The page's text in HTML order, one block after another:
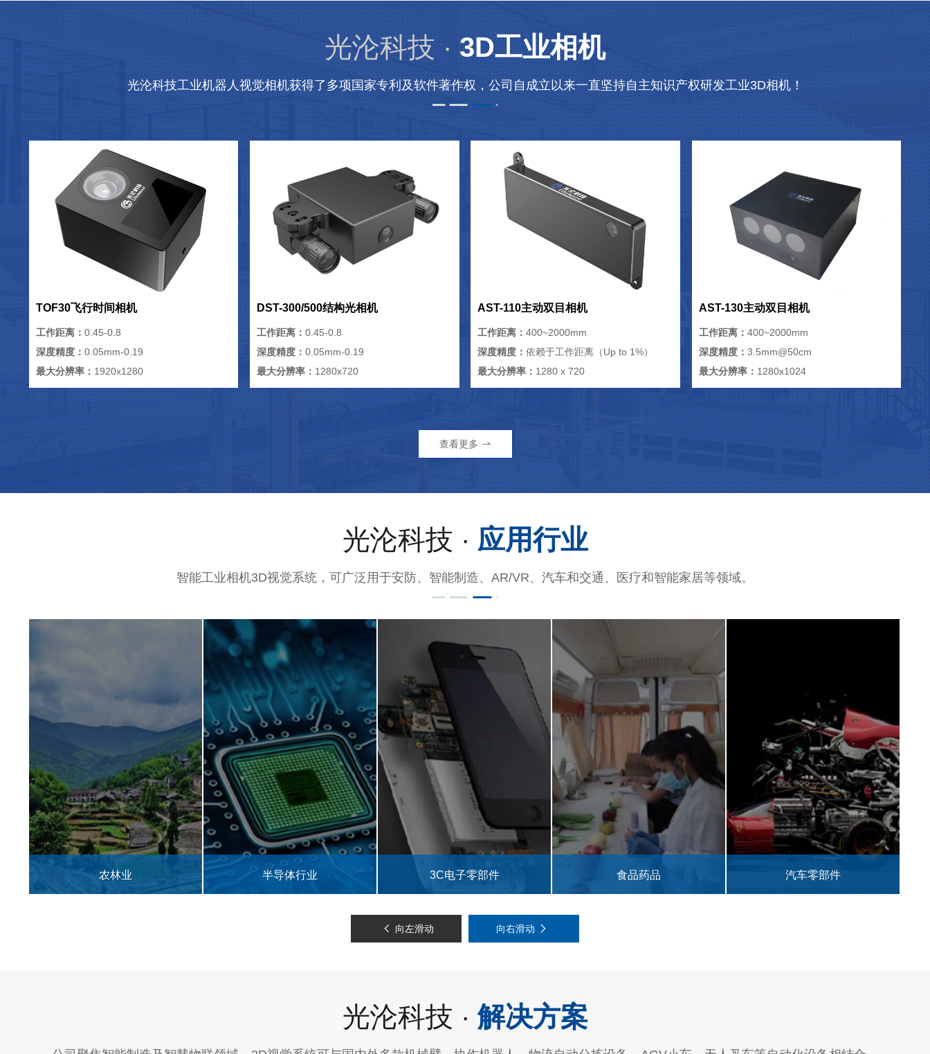
光沦科技 · 3D工业相机
光沦科技工业机器人视觉相机获得了多项国家专利及软件著作权，公司自成立以来一直坚持自主知识产权研发工业3D相机！
TOF30飞行时间相机
工作距离： 0.45-0.8
深度精度： 0.05mm-0.19
最大分辨率： 1920x1280
DST-300/500结构光相机
工作距离：0.45-0.8
深度精度：0.05mm-0.19
最大分辨率： 1280x720
AST-110主动双目相机
工作距离：400~2000mm
深度精度：依赖于工作距离（Up to 1%）
最大分辨率： 1280 x 720
AST-130主动双目相机
工作距离： 400~2000mm
深度精度： 3.5mm@50cm
最大分辨率： 1280x1024
查看更多
光沦科技 · 应用行业
智能工业相机3D视觉系统，可广泛用于安防、智能制造、AR/VR、汽车和交通、医疗和智能家居等领域。
半导体行业 3C电子零部件 食品药品 汽车零部件 纺织行业
向左滑动 向右滑动
光沦科技 ·解决方案